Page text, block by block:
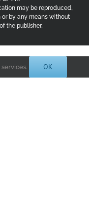
may be reproduced,
by any means without
the publisher.
OK